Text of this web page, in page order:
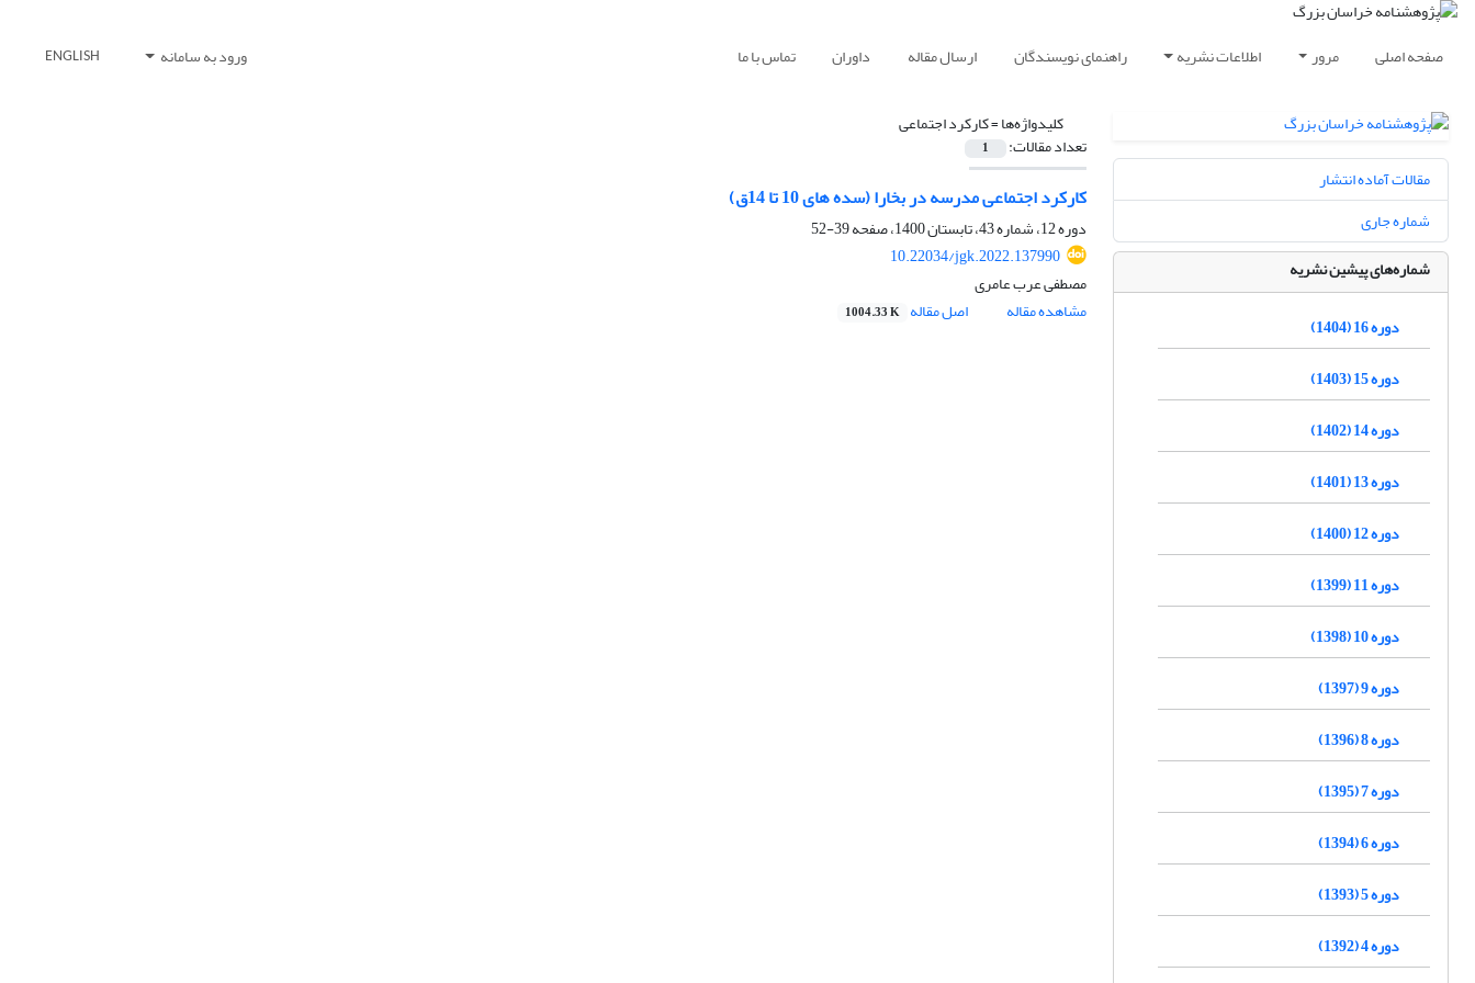
صفحه اصلی مرور اطلاعات نشریه راهنمای نویسندگان ارسال مقاله داوران تماس با ما ورود به سامانه ENGLISH
کلیدواژه‌ها =کارکرد اجتماعی
تعداد مقالات: 1
کارکرد اجتماعی مدرسه در بخارا (سده های 10 تا 14ق)
دوره 12، شماره 43، تابستان 1400، صفحه
39-52
10.22034/jgk.2022.137990
مصطفی عرب عامری
مشاهده مقاله
اصل مقاله 1004.33 K
مقالات آماده انتشار
شماره جاری
شماره‌های پیشین نشریه
دوره 16 (1404)
دوره 15 (1403)
دوره 14 (1402)
دوره 13 (1401)
دوره 12 (1400)
دوره 11 (1399)
دوره 10 (1398)
دوره 9 (1397)
دوره 8 (1396)
دوره 7 (1395)
دوره 6 (1394)
دوره 5 (1393)
دوره 4 (1392)